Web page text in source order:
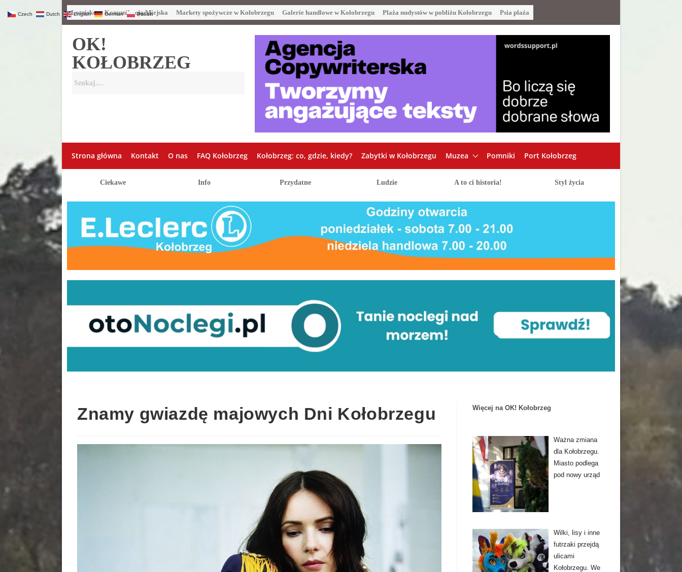
Lotnisko Komunikacja Miejska Markety spożywcze w Kołobrzegu Galerie handlowe w Kołobrzegu Plaża nudystów w pobliżu Kołobrzegu Psia plaża
OK!
KOŁOBRZEG
Strona główna Kontakt O nas FAQ Kołobrzeg Kołobrzeg: co, gdzie, kiedy? Zabytki w Kołobrzegu Muzea Pomniki Port Kołobrzeg
Ciekawe Info Przydatne Ludzie A to ci historia! Styl życia
Znamy gwiazdę majowych Dni Kołobrzegu Więcej na OK! Kołobrzeg
Ważna zmiana
dla Kołobrzegu.
Miasto podlega
pod nowy urząd
Wilki, lisy i inne
futrzaki przejdą
ulicami
Kołobrzegu. We
Czech Dutch English German Polish